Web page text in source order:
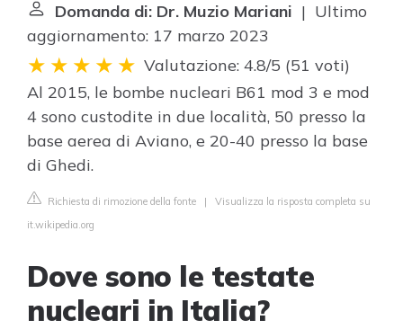
Domanda di: Dr. Muzio Mariani | Ultimo
aggiornamento: 17 marzo 2023
Valutazione: 4.8/5 (51 voti)
Al 2015, le bombe nucleari B61 mod 3 e mod
4 sono custodite in due località, 50 presso la
base aerea di Aviano, e 20-40 presso la base
di Ghedi.
Richiesta di rimozione della fonte | Visualizza la risposta completa su
it.wikipedia.org
Dove sono le testate
nucleari in Italia?